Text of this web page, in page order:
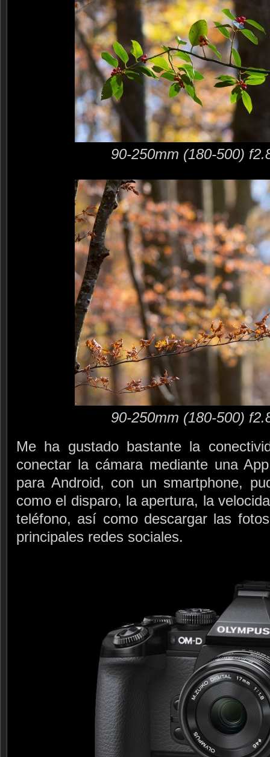
90-250mm (180-500)
90-250mm (180-500)
Me ha gustado bastante la
conectar la cámara mediante una
para Android, con un smartphone,
como el disparo, la apertura, la
teléfono, así como descargar las
principales redes sociales.